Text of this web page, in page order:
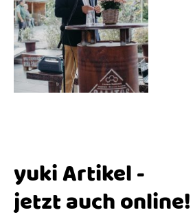
yuki Artikel -
jetzt auch online!